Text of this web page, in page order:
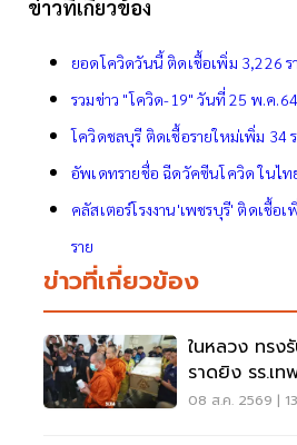
ข่าวที่เกี่ยวข้อง
ยอดโควิดวันนี้ ติดเชื้อเพิ่ม 3,226
รวมข่าว "โควิด-19" วันที่ 25 พ.ค
โควิดชลบุรี ติดเชื้อรายใหม่เพิ่ม 34
อัพเดทรายชื่อ ฉีดวัคซีนโควิด ในไ
คลัสเตอร์โรงงาน'เพชรบุรี' ติดเชื้อ
ราย
ข่าวที่เกี่ยวข้อง
ในหลวง ทรง
ราดยิง รร.เท
ราชานุเคราะห์
08 ส.ค. 2569 |